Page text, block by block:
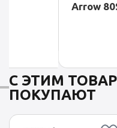
С ЭТИМ
ПОКУПАЮТ